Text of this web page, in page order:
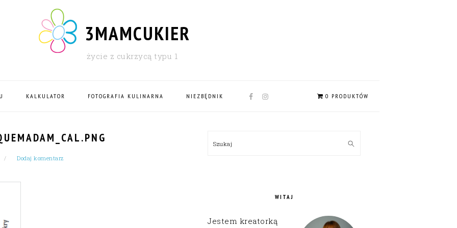
3MAMCUKIER
życie z cukrzycą typu 1
KALKULATOR FOTOGRAFIA KULINARNA NIEZBĘDNIK
NAV
0 PRODUKTÓW
Dodaj komentarz
SIDEBAR
Szukaj
WITAJ
Jestem kreatorką